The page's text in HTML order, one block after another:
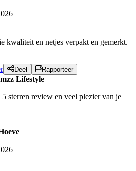
kwaliteit en netjes verpakt en gemerkt.
Deel Rapporteer
Lifestyle
sterren review en veel plezier van je